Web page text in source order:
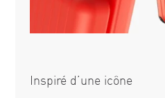
Inspiré d’une icône